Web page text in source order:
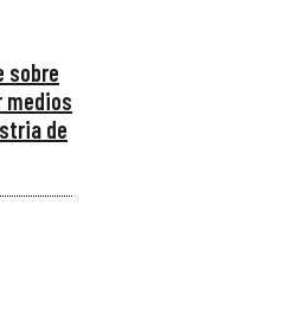
sobre
medios
de